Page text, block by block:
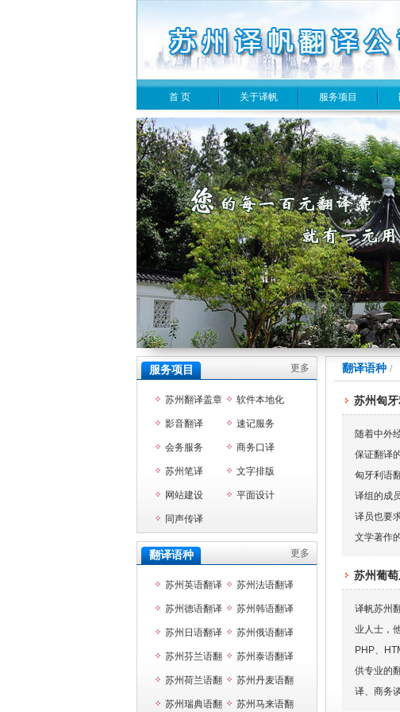
首 页 关于译帆 服务项目
翻译语种 /
苏州匈
随着中外
保证翻译
匈牙利语
译组的成
译员也要
文学著作
苏州葡
译帆苏州
业人士，
PHP、
供专业的
译、商务
服务项目 更多
苏州翻译盖章 软件本地化
影音翻译 速记服务
会务服务 商务口译
苏州笔译 文字排版
网站建设 平面设计
同声传译
翻译语种 更多
苏州英语翻译 苏州法语翻译
苏州德语翻译 苏州韩语翻译
苏州日语翻译 苏州俄语翻译
苏州芬兰语翻
译
苏州泰语翻译
苏州荷兰语翻
译
苏州丹麦语翻
译
苏州瑞典语翻 苏州马来语翻